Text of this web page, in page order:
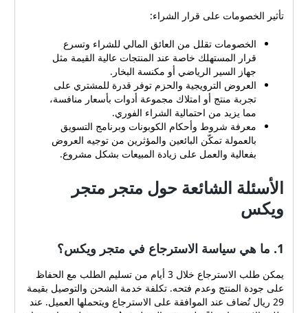
تأثير الخصومات على قرار الشراء:
الخصومات تقلل من العائق المالي للشراء وتسرع
قرار المستهلك خاصة عند المنتجات عالية القيمة مثل
جهاز السير الرياضي أو مكنسة البخار.
العروض الترويجية والحزم توفر قدرة للمشتري على
تجربة منتج أو امتلاك مجموعة أدوات بأسعار منافسة،
مما يزيد من احتمالية الشراء الفوري.
معرفة شروط وأحكام الكوبونات وبرنامج التسويق
بالعمولة تمكّن البائعين والمؤثرين من توجيه العروض
بفعالية والعمل على زيادة المبيعات بشكل مشروع.
الأسئلة الشائعة حول متجر متجر
ويكس
1. ما هي سياسة الاسترجاع في متجر ويكس؟
يمكن طلب الاسترجاع خلال 3 أيام من تسليم الطلب مع الحفاظ
على جودة المنتج وعدم فتحه. تكلفة خدمة الشحن والتوصيل بقيمة
29 ريال تُضاف عند الموافقة على الاسترجاع ويتحملها العميل. عند